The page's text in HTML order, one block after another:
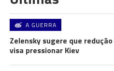
A GUERRA
Zelensky sugere que
visa pressionar Kiev